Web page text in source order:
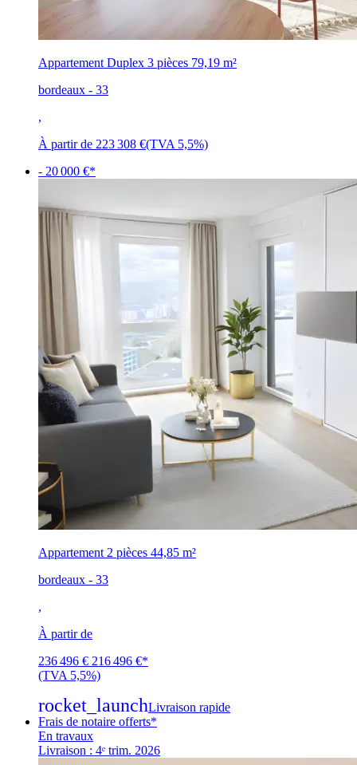
Appartement Duplex 3 pièces 79,19 m²
bordeaux - 33
,
À partir de 223 308 €(TVA 5,5%)
- 20 000 €*
Appartement 2 pièces 44,85 m²
bordeaux - 33
,
À partir de
236 496 € 216 496 €*
(TVA 5,5%)
rocket_launchLivraison rapide
Frais de notaire offerts*
En travaux
Livraison : 4ᵉ trim. 2026